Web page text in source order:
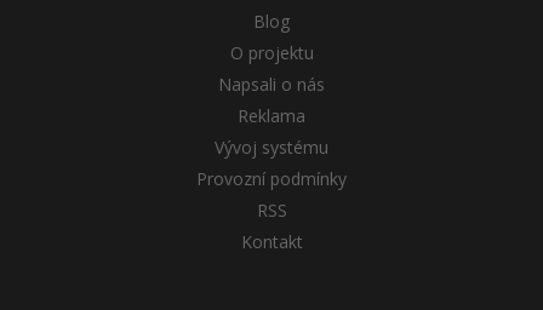
Blog
O projektu
Napsali o nás
Reklama
Vývoj systému
Provozní podmínky
RSS
Kontakt